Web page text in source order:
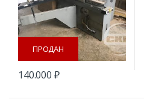
ПРОДАН
140.000 ₽